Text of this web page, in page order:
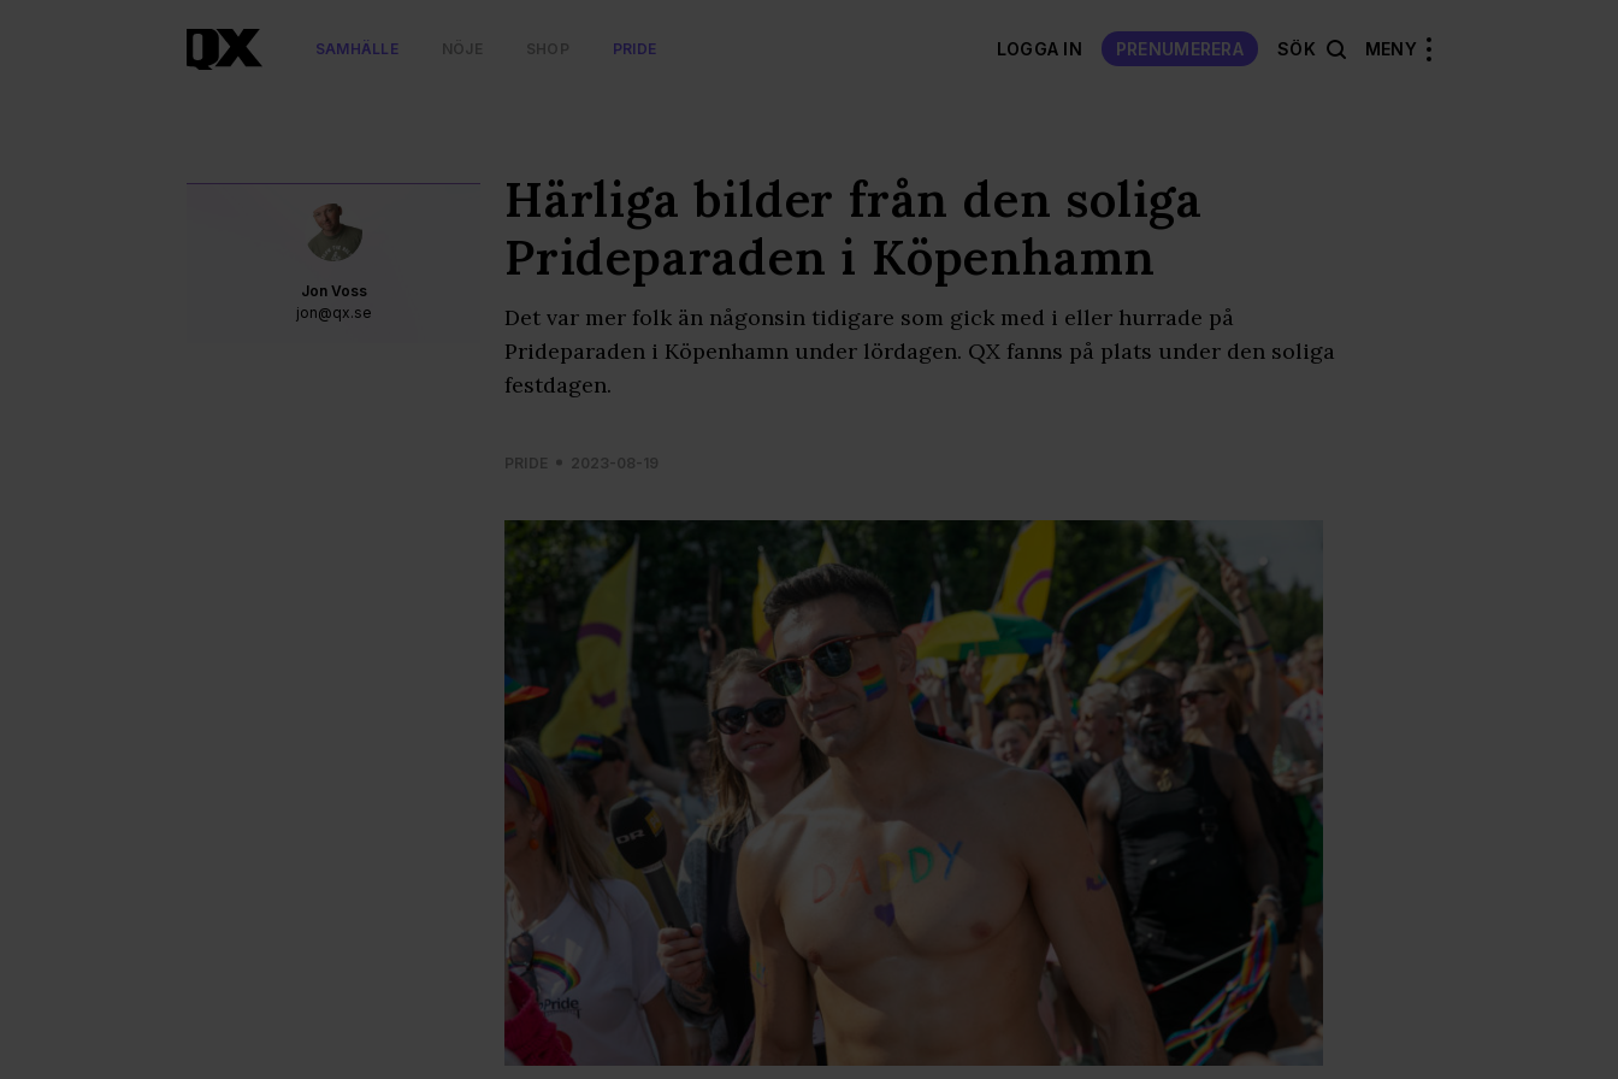
SAMHÄLLE NÖJE SHOP PRIDE LOGGA IN PRENUMERERA SÖK MENY
Jon Voss
jon@qx.se
Härliga bilder från den soliga
Prideparaden i Köpenhamn
Det var mer folk än någonsin tidigare som gick med i eller hurrade på
Prideparaden i Köpenhamn under lördagen. QX fanns på plats under den soliga
festdagen.
PRIDE 2023-08-19